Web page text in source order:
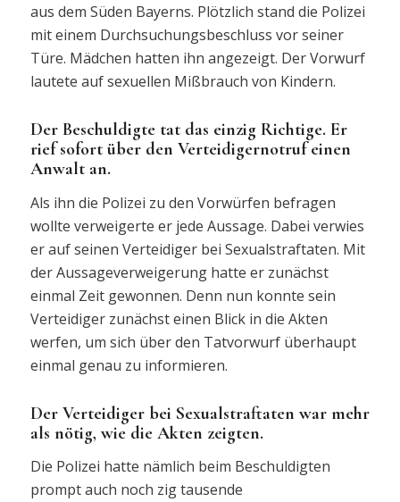
aus dem Süden Bayerns. Plötzlich stand die Polizei
mit einem Durchsuchungsbeschluss vor seiner
Türe. Mädchen hatten ihn angezeigt. Der Vorwurf
lautete auf sexuellen Mißbrauch von Kindern.
Der Beschuldigte tat das einzig Richtige. Er
rief sofort über den Verteidigernotruf einen
Anwalt an.
Als ihn die Polizei zu den Vorwürfen befragen
wollte verweigerte er jede Aussage. Dabei verwies
er auf seinen Verteidiger bei Sexualstraftaten. Mit
der Aussageverweigerung hatte er zunächst
einmal Zeit gewonnen. Denn nun konnte sein
Verteidiger zunächst einen Blick in die Akten
werfen, um sich über den Tatvorwurf überhaupt
einmal genau zu informieren.
Der Verteidiger bei Sexualstraftaten war mehr
als nötig, wie die Akten zeigten.
Die Polizei hatte nämlich beim Beschuldigten
prompt auch noch zig tausende